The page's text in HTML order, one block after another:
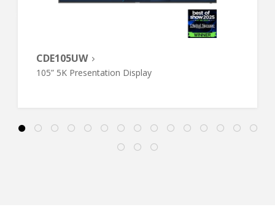
CDE105UW
105” 5K Presentation Display